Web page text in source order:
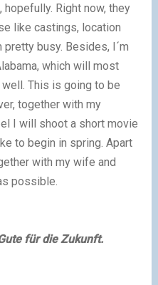
Right now, they
like castings, location
busy. Besides, I´m
which will most
This is going to be
together with my
I will shoot a short movie
to begin in spring. Apart
with my wife and
possible.
für die Zukunft.